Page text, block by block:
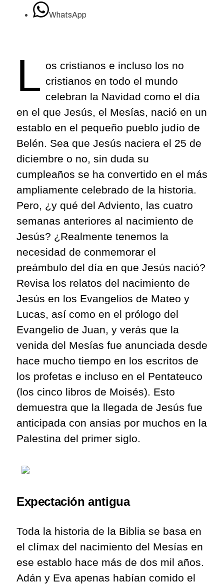
WhatsApp
L os cristianos e incluso los no
cristianos en todo el mundo
celebran la Navidad como el día
en el que Jesús, el Mesías, nació en un
establo en el pequeño pueblo judío de
Belén. Sea que Jesús naciera el 25 de
diciembre o no, sin duda su
cumpleaños se ha convertido en el más
ampliamente celebrado de la historia.
Pero, ¿y qué del Adviento, las cuatro
semanas anteriores al nacimiento de
Jesús? ¿Realmente tenemos la
necesidad de conmemorar el
preámbulo del día en que Jesús nació?
Revisa los relatos del nacimiento de
Jesús en los Evangelios de Mateo y
Lucas, así como en el prólogo del
Evangelio de Juan, y verás que la
venida del Mesías fue anunciada desde
hace mucho tiempo en los escritos de
los profetas e incluso en el Pentateuco
(los cinco libros de Moisés). Esto
demuestra que la llegada de Jesús fue
anticipada con ansias por muchos en la
Palestina del primer siglo.
Expectación antigua
Toda la historia de la Biblia se basa en
el clímax del nacimiento del Mesías en
ese establo hace más de dos mil años.
Adán y Eva apenas habían comido el